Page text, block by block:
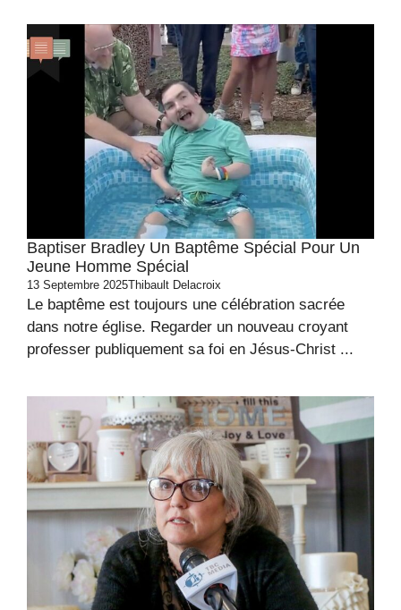
Baptiser Bradley Un Baptême Spécial Pour Un
Jeune Homme Spécial
13 Septembre 2025Thibault Delacroix
Le baptême est toujours une célébration sacrée
dans notre église. Regarder un nouveau croyant
professer publiquement sa foi en Jésus-Christ ...